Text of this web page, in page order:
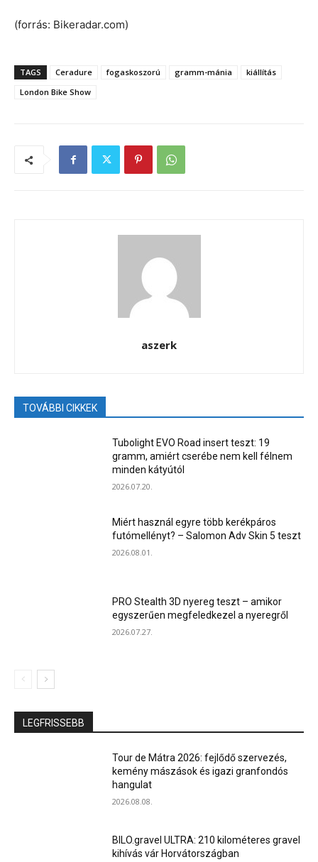
(forrás: Bikeradar.com)
TAGS Ceradure fogaskoszorú gramm-mánia
kiállítás
London Bike Show
aszerk
TOVÁBBI CIKKEK
Tubolight EVO Road insert teszt: 19
gramm, amiért cserébe nem kell félnem
minden kátyútól
2026.07.20.
Miért használ egyre több kerékpáros
futómellényt? – Salomon Adv Skin 5 teszt
2026.08.01.
PRO Stealth 3D nyereg teszt – amikor
egyszerűen megfeledkezel a nyeregről
2026.07.27.
LEGFRISSEBB
Tour de Mátra 2026: fejlődő szervezés,
kemény mászások és igazi granfondós
hangulat
2026.08.08.
BILO.gravel ULTRA: 210 kilométeres gravel
kihívás vár Horvátországban